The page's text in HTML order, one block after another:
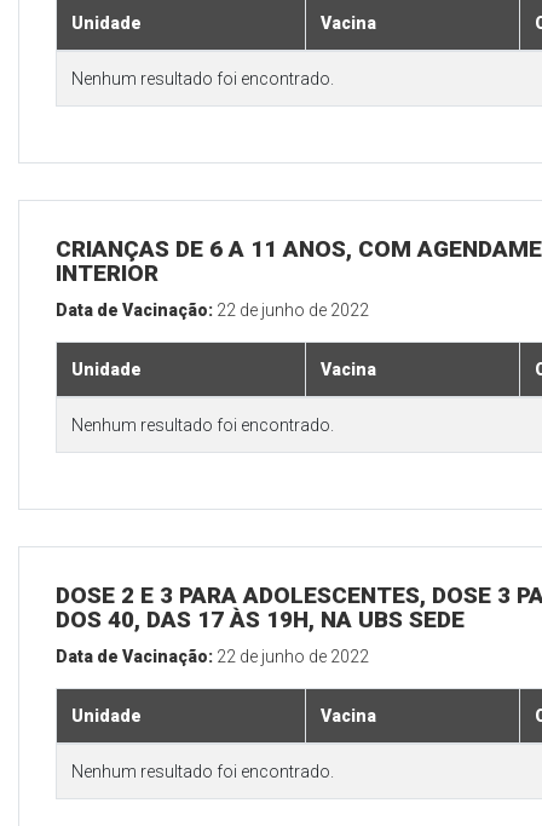
Unidade Vacina
Nenhum resultado foi encontrado.
CRIANÇAS DE 6 A 11 ANOS, COM
INTERIOR
Data de Vacinação: 22 de junho de 2022
Unidade Vacina
Nenhum resultado foi encontrado.
DOSE 2 E 3 PARA ADOLESCENTES, DOSE 3
DOS 40, DAS 17 ÀS 19H, NA UBS SEDE
Data de Vacinação: 22 de junho de 2022
Unidade Vacina
Nenhum resultado foi encontrado.